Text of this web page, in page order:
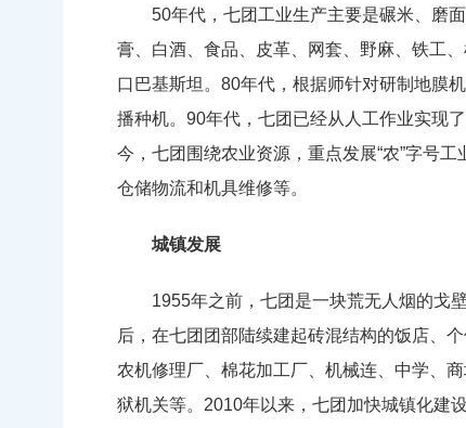
50年代，七团工业生产主要是碾米、磨
膏、白酒、食品、皮革、网套、野麻、铁工
口巴基斯坦。80年代，根据师针对研制地膜
播种机。90年代，七团已经从人工作业实现
今，七团围绕农业资源，重点发展“农”字号
仓储物流和机具维修等。
城镇发展
1955年之前，七团是一块荒无人烟的戈
后，在七团团部陆续建起砖混结构的饭店、
农机修理厂、棉花加工厂、机械连、中学、
狱机关等。2010年以来，七团加快城镇化建